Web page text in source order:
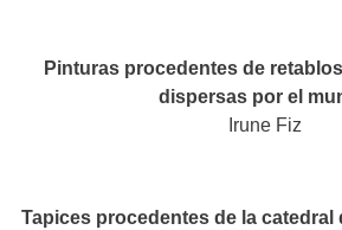
Pinturas procedentes de
dispersas por el
Irune Fiz
Tapices procedentes de la catedral